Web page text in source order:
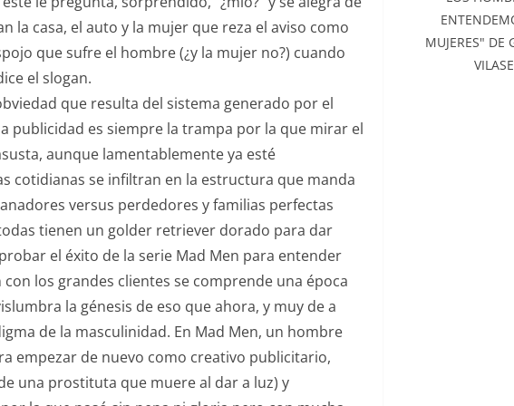
la casa, el auto y la mujer que reza el aviso como
que sufre el hombre (¿y la mujer no?) cuando
el slogan.
que resulta del sistema generado por el
publicidad es siempre la trampa por la que mirar el
aunque lamentablemente ya esté
cotidianas se infiltran en la estructura que manda
versus perdedores y familias perfectas
tienen un golder retriever dorado para dar
el éxito de la serie Mad Men para entender
los grandes clientes se comprende una época
la génesis de eso que ahora, y muy de a
de la masculinidad. En Mad Men, un hombre
empezar de nuevo como creativo publicitario,
una prostituta que muere al dar a luz) y
MUJERES" DE